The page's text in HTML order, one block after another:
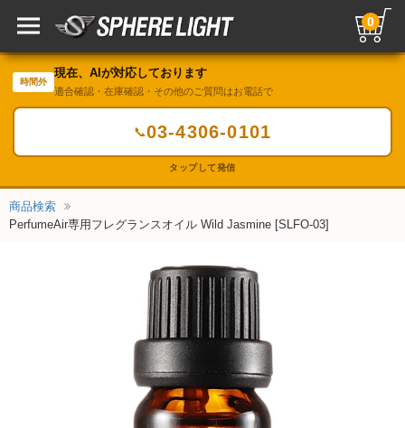
0
時間外
現在、AIが対応しております
適合確認・在庫確認・その他のご質問はお電話で
📞03-4306-0101
タップして発信
商品検索
PerfumeAir専用フレグランスオイル Wild Jasmine [SLFO-03]